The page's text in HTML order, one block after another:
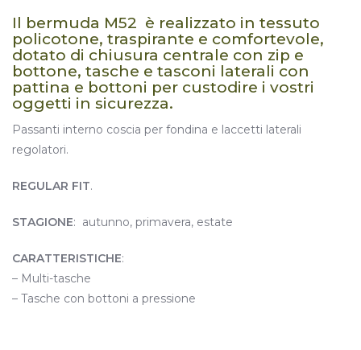
Il bermuda M52 è realizzato in tessuto
policotone, traspirante e comfortevole,
dotato di chiusura centrale con zip e
bottone, tasche e tasconi laterali con
pattina e bottoni per custodire i vostri
oggetti in sicurezza.
Passanti interno coscia per fondina e laccetti laterali
regolatori.
REGULAR FIT.
STAGIONE: autunno, primavera, estate
CARATTERISTICHE:
– Multi-tasche
– Tasche con bottoni a pressione